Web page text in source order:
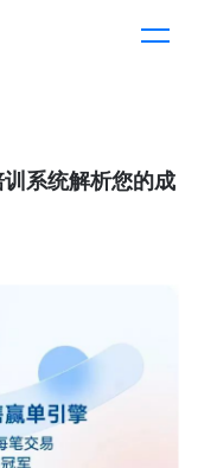
系统解析您的成